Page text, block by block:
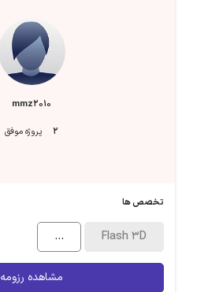
mmz2010
2 پروژه موفق
تخصص ها
Flash 3D
...
مشاهده رزومه